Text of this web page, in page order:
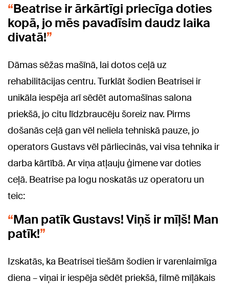
Beatrise ir ārkārtīgi priecīga doties
kopā, jo mēs pavadīsim daudz laika
divatā!
Dāmas sēžas mašīnā, lai dotos ceļā uz
rehabilitācijas centru. Turklāt šodien Beatrisei ir
unikāla iespēja arī sēdēt automašīnas salona
priekšā, jo citu līdzbraucēju šoreiz nav. Pirms
došanās ceļā gan vēl neliela tehniskā pauze, jo
operators Gustavs vēl pārliecinās, vai visa tehnika ir
darba kārtībā. Ar viņa atļauju ģimene var doties
ceļā. Beatrise pa logu noskatās uz operatoru un
teic:
Man patīk Gustavs! Viņš ir mīļš! Man
patīk!
Izskatās, ka Beatrisei tiešām šodien ir varenlaimīga
diena – viņai ir iespēja sēdēt priekšā, filmē mīļākais